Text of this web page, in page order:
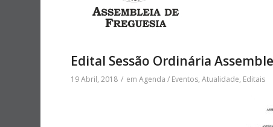
Edital Sessão Ordinária
19 Abril, 2018 / emAgenda / Eventos,Atualidade, Editais